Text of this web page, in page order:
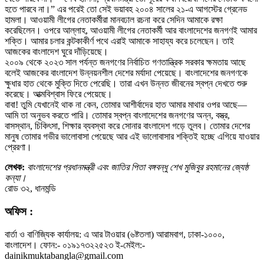
হতে পারবে না।” এর পরেই তো সেই ভয়াবহ ২০০৪ সালের ২১-এ আগস্টের গ্রেনেড
হামলা। আওয়ামী লীগের নেতাকর্মীরা মানবঢাল রচনা করে সেদিন আমাকে রক্ষা
করেছিলেন। ওপরে আল্লাহ, আওয়ামী লীগের নেতাকর্মী আর বাংলাদেশের জনগণই আমার
শক্তি। আমার চলার কন্টকাকীর্ণ পথে এরাই আমাকে সাহায্য করে চলেছেন। তাই
আজকের বাংলাদেশ ঘুরে দাঁড়িয়েছে।
২০০৯ থেকে ২০২৩ সাল পর্যন্ত জনগণের নির্বাচিত গণতান্ত্রিক সরকার ক্ষমতায় আছে
বলেই আজকের বাংলাদেশ উন্নয়নশীল দেশের মর্যাদা পেয়েছে। বাংলাদেশের জনগণকে
ক্ষুধার হাত থেকে মুক্তি দিতে পেরেছি। তারা এখন উন্নত জীবনের স্বপ্ন দেখতে শুরু
করেছে। আত্মবিশ্বাস ফিরে পেয়েছে।
বাবা! তুমি যেখানেই থাক না কেন, তোমার আশীর্বাদের হাত আমার মাথার ওপর আছে—
আমি তা অনুভব করতে পারি। তোমার স্বপ্ন বাংলাদেশের জনগণের অন্ন, বস্ত্র,
বাসস্থান, চিকিৎসা, শিক্ষার ব্যবস্থা করে সোনার বাংলাদেশ গড়ে তুলব। তোমার দেশের
মানুষ তোমার গভীর ভালোবাসা পেয়েছে আর এই ভালোবাসার শক্তিই হচ্ছে এগিয়ে যাওয়ার
প্রেরণা।
লেখক: বাংলাদেশের প্রধানমন্ত্রী এবং জাতির পিতা বঙ্গবন্ধু শেখ মুজিবুর রহমানের জ্যেষ্ঠ
কন্যা।
রোড ৩২, ধানমন্ডি
অফিস :
বার্তা ও বাণিজ্যিক কার্যালয়: এ আর টাওয়ার (৬ষ্টতলা) আরামবাগ, ঢাকা-১০০০,
বাংলাদেশ। ফোন:- ০১৯১৭৩২২৫২৩ ই-মেইল:-
dainikmuktabangla@gmail.com